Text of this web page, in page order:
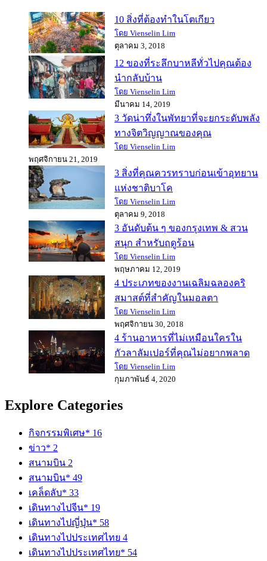
10 สิ่งที่ต้องทำในโตเกียว
โดย Vienselin Lim
ตุลาคม 3, 2018
12 ของที่ระลึกบาหลีทั่วไปคุณต้อง
นำกลับบ้าน
โดย Vienselin Lim
มีนาคม 14, 2019
3 วัดน่าทึ่งในพัทยาที่จะยกระดับพลัง
ทางจิตวิญญาณของคุณ
โดย Vienselin Lim
พฤศจิกายน 21, 2019
3 สิ่งที่คุณควรทราบก่อนเข้าอุทยาน
แห่งชาติบาโค
โดย Vienselin Lim
ตุลาคม 9, 2018
3 อันดับต้น ๆ ของกรุงเทพ & สวน
สนุก สำหรับฤดูร้อน
โดย Vienselin Lim
พฤษภาคม 12, 2019
4 ประเภทของงานเฉลิมฉลองคริ
สมาสต์ที่สำคัญในมอลตา
โดย Vienselin Lim
พฤศจิกายน 30, 2018
4 ร้านอาหารที่ไม่เหมือนใครใน
กัวลาลัมเปอร์ที่คุณไม่อยากพลาด
โดย Vienselin Lim
กุมภาพันธ์ 4, 2020
Explore Categories
กิจกรรมพิเศษ* 16
ข่าว* 2
สนามบิน 2
สนามบิน* 49
เคล็ดลับ* 33
เดินทางไปจีน* 19
เดินทางไปญี่ปุ่น* 58
เดินทางไปประเทศไทย 4
เดินทางไปประเทศไทย* 54